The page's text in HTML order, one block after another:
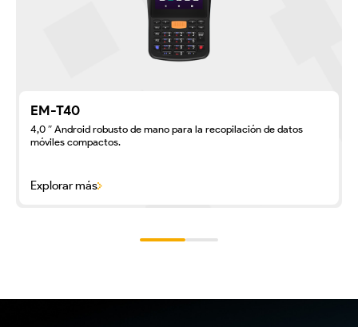
EM-T40
4,0 ″ Android robusto de mano para la recopilación de datos
móviles compactos.
Explorar más